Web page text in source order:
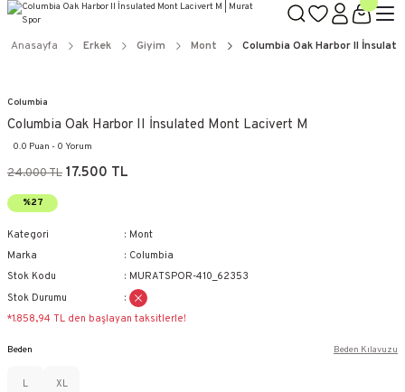
Anasayfa Erkek Giyim Mont Columbia Oak Harbor II
Columbia
Columbia Oak Harbor II İnsulated Mont Lacivert M
0.0 Puan - 0 Yorum
24.000 TL 17.500 TL
%27
Kategori
Mont
Marka
Columbia
Stok Kodu
MURATSPOR-410_62353
Stok Durumu
*1.858,94 TL den başlayan taksitlerle!
Beden
L XL
Beden Kılavuzu